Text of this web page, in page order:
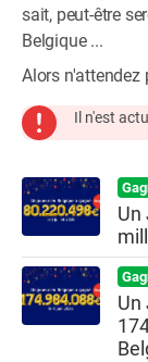
sait, peut-être
Belgique ...
Alors n'attendez
Il n'est
Un
Un